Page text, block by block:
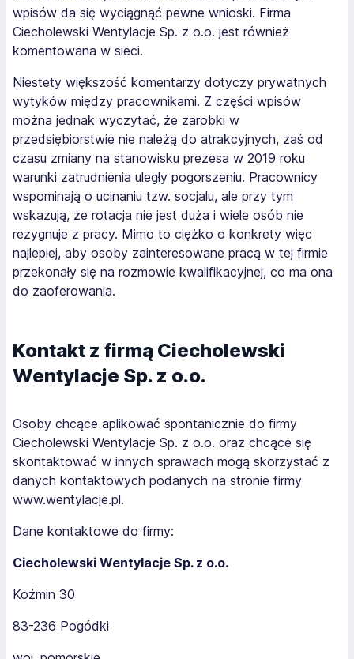
wpisów da się wyciągnąć pewne wnioski. Firma
Ciecholewski Wentylacje Sp. z o.o. jest również
komentowana w sieci.
Niestety większość komentarzy dotyczy prywatnych
wytyków między pracownikami. Z części wpisów
można jednak wyczytać, że zarobki w
przedsiębiorstwie nie należą do atrakcyjnych, zaś od
czasu zmiany na stanowisku prezesa w 2019 roku
warunki zatrudnienia uległy pogorszeniu. Pracownicy
wspominają o ucinaniu tzw. socjalu, ale przy tym
wskazują, że rotacja nie jest duża i wiele osób nie
rezygnuje z pracy. Mimo to ciężko o konkrety więc
najlepiej, aby osoby zainteresowane pracą w tej firmie
przekonały się na rozmowie kwalifikacyjnej, co ma ona
do zaoferowania.
Kontakt z firmą Ciecholewski
Wentylacje Sp. z o.o.
Osoby chcące aplikować spontanicznie do firmy
Ciecholewski Wentylacje Sp. z o.o. oraz chcące się
skontaktować w innych sprawach mogą skorzystać z
danych kontaktowych podanych na stronie firmy
www.wentylacje.pl.
Dane kontaktowe do firmy:
Ciecholewski Wentylacje Sp. z o.o.
Koźmin 30
83-236 Pogódki